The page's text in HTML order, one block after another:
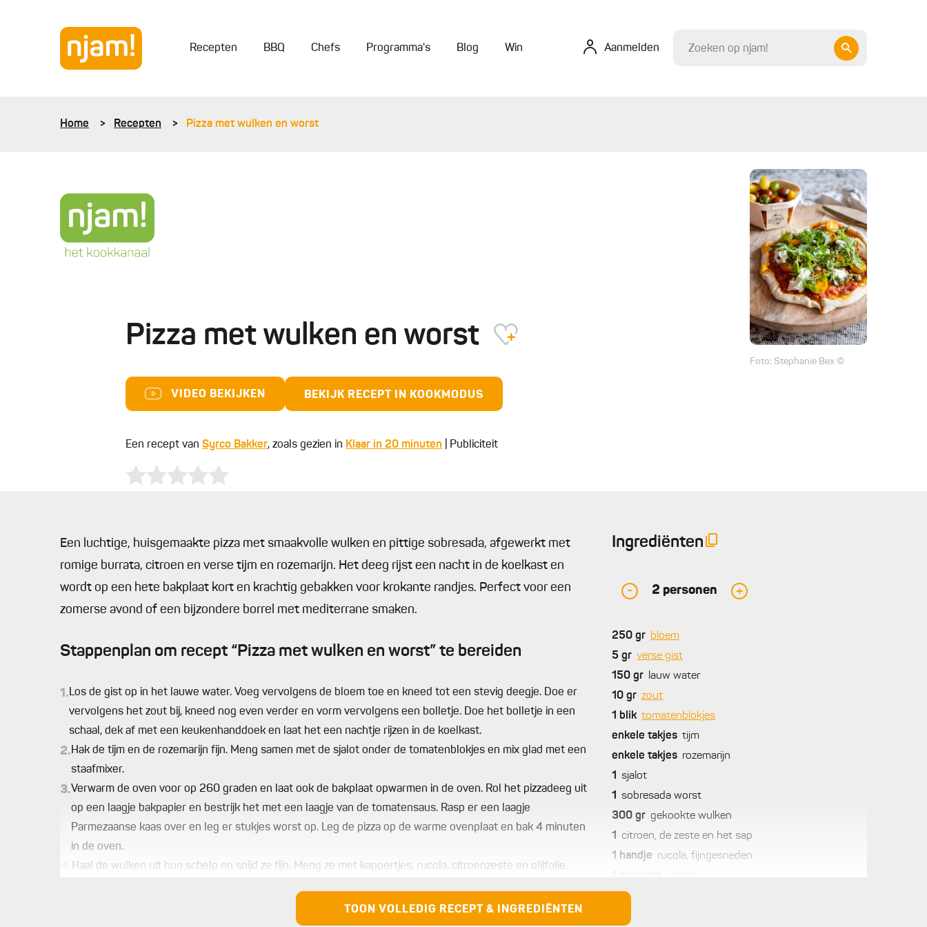
Recepten BBQ Chefs Programma's Blog Win Aanmelden
Home Recepten Pizza met wulken en worst
Pizza met wulken en worst
VIDEO BEKIJKEN BEKIJK RECEPT IN KOOKMODUS
Een recept van Syrco Bakker, zoals gezien in Klaar in 20 minuten | Publiciteit
Foto: Stephanie Bex ©
Ingrediënten
- 2 personen +
250 gr bloem
5 gr verse gist
150 gr
lauw water
10 gr zout
1 blik tomatenblokjes
enkele takjes tijm
enkele takjes rozemarijn
1
sjalot
1
sobresada worst
300 gr gekookte wulken
1
citroen, de zeste en het sap
1 handje rucola, fijngesneden
el
Een luchtige, huisgemaakte pizza met smaakvolle wulken en pittige sobresada, afgewerkt met
romige burrata, citroen en verse tijm en rozemarijn. Het deeg rijst een nacht in de koelkast en
wordt op een hete bakplaat kort en krachtig gebakken voor krokante randjes. Perfect voor een
zomerse avond of een bijzondere borrel met mediterrane smaken.
Stappenplan om recept “Pizza met wulken en worst” te bereiden
1.Los de gist op in het lauwe water. Voeg vervolgens de bloem toe en kneed tot een stevig deegje. Doe er
vervolgens het zout bij, kneed nog even verder en vorm vervolgens een bolletje. Doe het bolletje in een
schaal, dek af met een keukenhanddoek en laat het een nachtje rijzen in de koelkast.
2.Hak de tijm en de rozemarijn fijn. Meng samen met de sjalot onder de tomatenblokjes en mix glad met een
staafmixer.
3.Verwarm de oven voor op 260 graden en laat ook de bakplaat opwarmen in de oven. Rol het pizzadeeg uit
op een laagje bakpapier en bestrijk het met een laagje van de tomatensaus. Rasp er een laagje
Parmezaanse kaas over en leg er stukjes worst op. Leg de pizza op de warme ovenplaat en bak 4 minuten
in de oven.
Haal de wulken uit hun schelp en snijd ze fijn. Meng ze met kappertjes, rucola, citroenzeste en olijfolie.
Haal de pizza uit oven, beleg met de wulkensalade en plaats opnieuw in de oven voor een tweetal
TOON VOLLEDIG RECEPT & INGREDIËNTEN